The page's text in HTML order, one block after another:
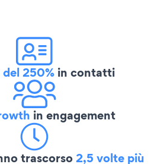
250% in contatti
in engagement
trascorso2,5 volte più